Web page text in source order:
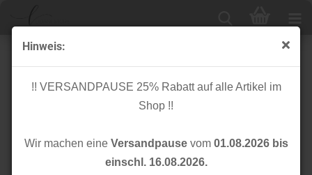
Hinweis:
!! VERSANDPAUSE 25% Rabatt auf alle Artikel im
Shop !!
Wir machen eine Versandpausevom 01.08.2026 bis
einschl. 16.08.2026.
Cuff me - Bio Bündchen - RIPPED Col. 25 - Weekender -
Hamburger Liebe